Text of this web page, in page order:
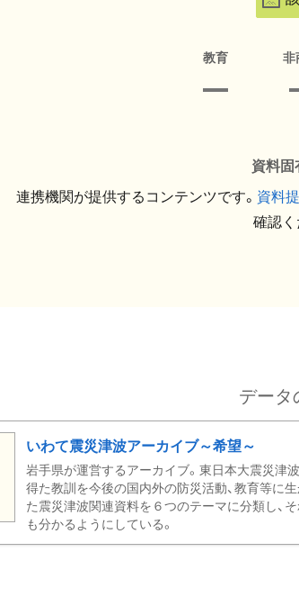
教育 非
資料固
連携機関が提供するコンテンツです。 資料
確認く
データ
いわて震災津波アーカイブ～希望～
岩手県が運営するアーカイブ。東日本大震災津
得た教訓を今後の国内外の防災活動、教育等に
た震災津波関連資料を６つのテーマに分類し、
も分かるようにしている。